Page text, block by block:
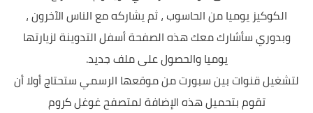
الكوكيز يوميا من الحاسوب ، ثم يشاركه مع الناس الآخرون ،
وبدوري سأشارك معك هذه الصفحة أسفل التدوينة لزيارتها
يوميا والحصول على ملف جديد.
لتشغيل قنوات بين سبورت من موقعها الرسمي ستحتاج أولا أن
تقوم بتحميل هذه الإضافة لمتصفح غوغل كروم